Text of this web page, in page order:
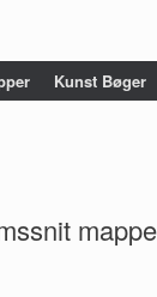
Kunst Bøger
mappe